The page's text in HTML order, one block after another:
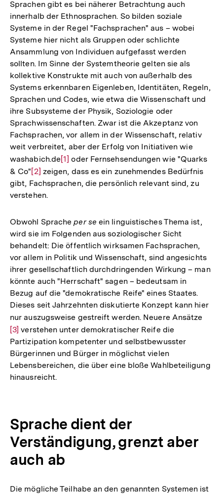
Sprachen gibt es bei näherer Betrachtung auch
innerhalb der Ethnosprachen. So bilden soziale
Systeme in der Regel "Fachsprachen" aus – wobei
Systeme hier nicht als Gruppen oder schlichte
Ansammlung von Individuen aufgefasst werden
sollten. Im Sinne der Systemtheorie gelten sie als
kollektive Konstrukte mit auch von außerhalb des
Systems erkennbaren Eigenleben, Identitäten, Regeln,
Sprachen und Codes, wie etwa die Wissenschaft und
ihre Subsysteme der Physik, Soziologie oder
Sprachwissenschaften. Zwar ist die Akzeptanz von
Fachsprachen, vor allem in der Wissenschaft, relativ
weit verbreitet, aber der Erfolg von Initiativen wie
washabich.deZur
Auflösung
der
[1] oder Fernsehsendungen wie "Quarks
& Co"Zur
Auflösung
der
[2] zeigen, dass es ein zunehmendes Bedürfnis
gibt, Fachsprachen, die persönlich relevant sind, zu
verstehen.
Obwohl Spracheper se ein linguistisches Thema ist,
wird sie im Folgenden aus soziologischer Sicht
behandelt: Die öffentlich wirksamen Fachsprachen,
vor allem in Politik und Wissenschaft, sind angesichts
ihrer gesellschaftlich durchdringenden Wirkung – man
könnte auch "Herrschaft" sagen – bedeutsam in
Bezug auf die "demokratische Reife" eines Staates.
Dieses seit Jahrzehnten diskutierte Konzept kann hier
nur auszugsweise gestreift werden. Neuere Ansätze
[3] verstehen unter demokratischer Reife die
Partizipation kompetenter und selbstbewusster
Bürgerinnen und Bürger in möglichst vielen
Lebensbereichen, die über eine bloße Wahlbeteiligung
hinausreicht.
Sprache dient der
Verständigung, grenzt aber
auch ab
Die mögliche Teilhabe an den genannten Systemen ist